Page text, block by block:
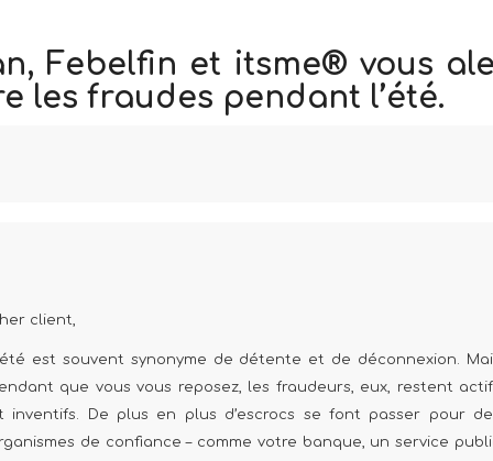
Febelfin et itsme® vous
les fraudes pendant l’été.
client,
est souvent synonyme de détente et de déconnexion.
que vous vous reposez, les fraudeurs, eux, restent
inventifs. De plus en plus d’escrocs se font passer pour
de confiance – comme votre banque, un service